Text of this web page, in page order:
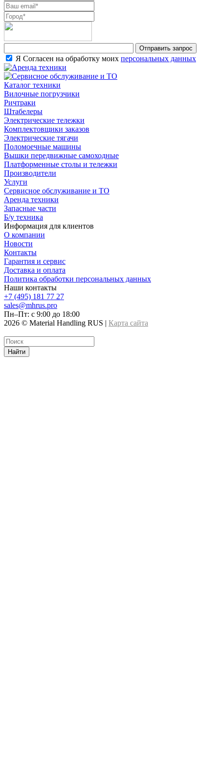
Я Согласен на обработку моих персональных данных
Каталог техники
Вилочные погрузчики
Ричтраки
Штабелеры
Электрические тележки
Комплектовщики заказов
Электрические тягачи
Поломоечные машины
Вышки передвижные самоходные
Платформенные столы и тележки
Производители
Услуги
Сервисное обслуживание и ТО
Аренда техники
Запасные части
Б/у техника
Информация для клиентов
О компании
Новости
Контакты
Гарантия и сервис
Доставка и оплата
Политика обработки персональных данных
Наши контакты
+7 (495) 181 77 27
sales@mhrus.pro
Пн–Пт: с 9:00 до 18:00
2026 © Material Handling RUS | Карта сайта
Найти